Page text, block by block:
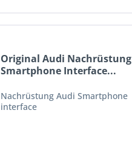
Original Audi Nachrüstung
Smartphone Interface...
Nachrüstung Audi Smartphone
interface